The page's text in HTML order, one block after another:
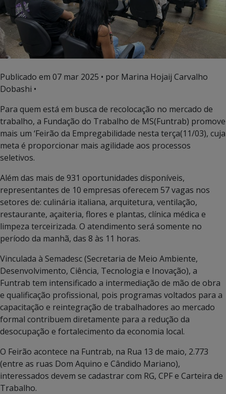
Publicado em 07 mar 2025 • por Marina Hojaij Carvalho
Dobashi •
Para quem está em busca de recolocação no mercado de
trabalho, a Fundação do Trabalho de MS(Funtrab) promove
mais um ‘Feirão da Empregabilidade nesta terça(11/03), cuja
meta é proporcionar mais agilidade aos processos
seletivos.
Além das mais de 931 oportunidades disponíveis,
representantes de 10 empresas oferecem 57 vagas nos
setores de: culinária italiana, arquitetura, ventilação,
restaurante, açaiteria, flores e plantas, clínica médica e
limpeza terceirizada. O atendimento será somente no
período da manhã, das 8 às 11 horas.
Vinculada à Semadesc (Secretaria de Meio Ambiente,
Desenvolvimento, Ciência, Tecnologia e Inovação), a
Funtrab tem intensificado a intermediação de mão de obra
e qualificação profissional, pois programas voltados para a
capacitação e reintegração de trabalhadores ao mercado
formal contribuem diretamente para a redução da
desocupação e fortalecimento da economia local.
O Feirão acontece na Funtrab, na Rua 13 de maio, 2.773
(entre as ruas Dom Aquino e Cândido Mariano),
interessados devem se cadastrar com RG, CPF e Carteira de
Trabalho.